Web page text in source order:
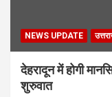
NEWS UPDATE
देहरादून में होगी
शुरुवात